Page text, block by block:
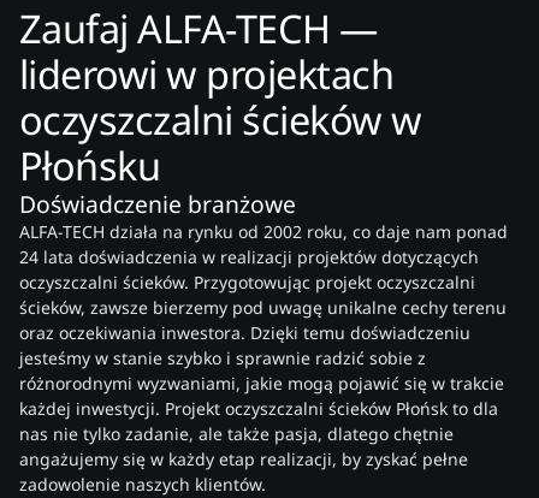
Zaufaj ALFA-TECH —
liderowi w projektach
oczyszczalni ścieków w
Płońsku
Doświadczenie branżowe
ALFA-TECH działa na rynku od 2002 roku, co daje nam ponad
24 lata doświadczenia w realizacji projektów dotyczących
oczyszczalni ścieków. Przygotowując projekt oczyszczalni
ścieków, zawsze bierzemy pod uwagę unikalne cechy terenu
oraz oczekiwania inwestora. Dzięki temu doświadczeniu
jesteśmy w stanie szybko i sprawnie radzić sobie z
różnorodnymi wyzwaniami, jakie mogą pojawić się w trakcie
każdej inwestycji. Projekt oczyszczalni ścieków Płońsk to dla
nas nie tylko zadanie, ale także pasja, dlatego chętnie
angażujemy się w każdy etap realizacji, by zyskać pełne
zadowolenie naszych klientów.